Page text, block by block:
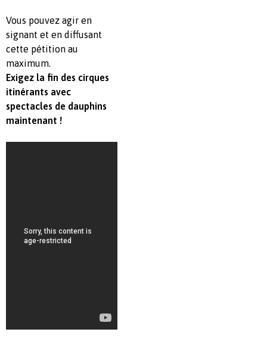
Vous pouvez agir en
signant et en diffusant
cette pétition au
maximum.
Exigez la fin des cirques
itinérants avec
spectacles de dauphins
maintenant !